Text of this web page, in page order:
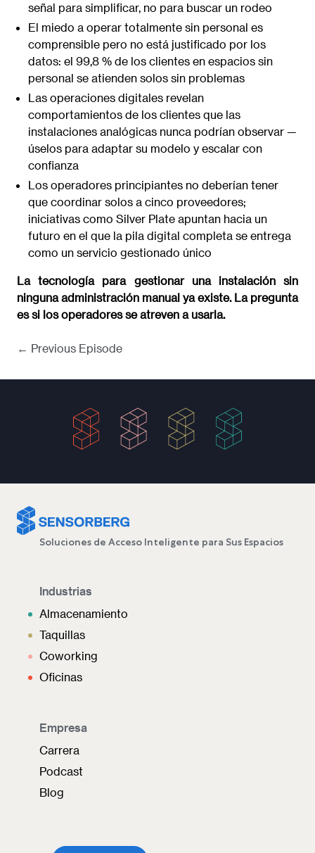
señal para simplificar, no para buscar un rodeo
El miedo a operar totalmente sin personal es
comprensible pero no está justificado por los
datos: el 99,8 % de los clientes en espacios sin
personal se atienden solos sin problemas
Las operaciones digitales revelan
comportamientos de los clientes que las
instalaciones analógicas nunca podrían observar —
úselos para adaptar su modelo y escalar con
confianza
Los operadores principiantes no deberían tener
que coordinar solos a cinco proveedores;
iniciativas como Silver Plate apuntan hacia un
futuro en el que la pila digital completa se entrega
como un servicio gestionado único
La tecnología para gestionar una instalación sin
ninguna administración manual ya existe. La pregunta
es si los operadores se atreven a usarla.
← Previous Episode
Soluciones de Acceso Inteligente para Sus Espacios
Industrias
Almacenamiento
Taquillas
Coworking
Oficinas
Empresa
Carrera
Podcast
Blog